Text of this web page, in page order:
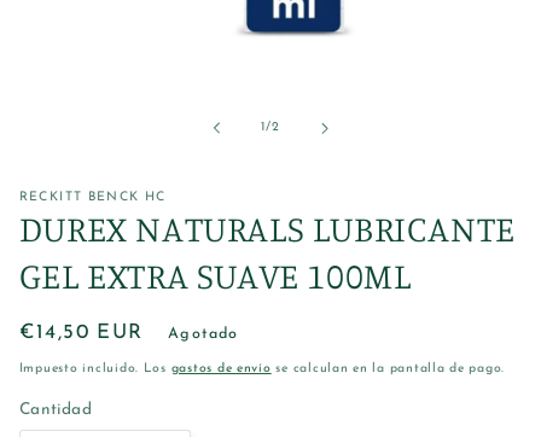
modal
1/de
2
RECKITT BENCK HC
DUREX NATURALS LUBRICANTE
GEL EXTRA SUAVE 100ML
Precio
habitual
€14,50 EUR Agotado
Impuesto incluido. Los gastos de envío se calculan en la pantalla de pago.
Cantidad